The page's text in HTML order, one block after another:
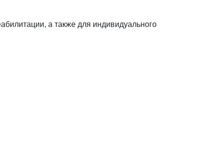
а также для индивидуального